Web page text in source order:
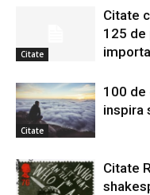
Citate
Citate
125 de
Citate
100 de
inspira
Citate